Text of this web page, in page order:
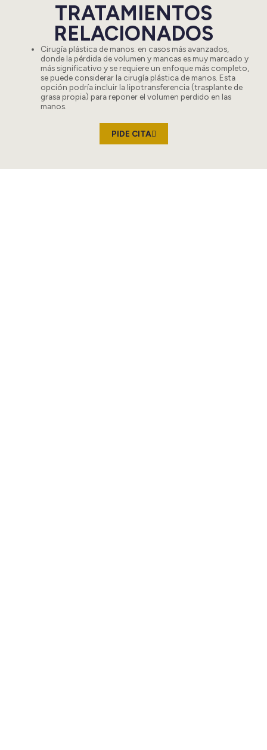
TRATAMIENTOS
RELACIONADOS
Cirugía plástica de manos: en casos más avanzados,
donde la pérdida de volumen y mancas es muy marcado y
más significativo y se requiere un enfoque más completo,
se puede considerar la cirugía plástica de manos. Esta
opción podría incluir la lipotransferencia (trasplante de
grasa propia) para reponer el volumen perdido en las
manos.
PIDE CITA